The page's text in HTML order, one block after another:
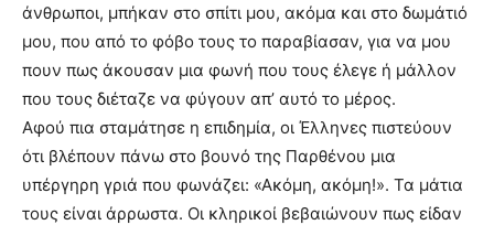
άνθρωποι, μπήκαν στο σπίτι μου, ακόμα και στο δωμάτιό
μου, που από το φόβο τους το παραβίασαν, για να μου
πουν πως άκουσαν μια φωνή που τους έλεγε ή μάλλον
που τους διέταζε να φύγουν απ’ αυτό το μέρος.
Αφού πια σταμάτησε η επιδημία, οι Έλληνες πιστεύουν
ότι βλέπουν πάνω στο βουνό της Παρθένου μια
υπέργηρη γριά που φωνάζει: «Ακόμη, ακόμη!». Τα μάτια
τους είναι άρρωστα. Οι κληρικοί βεβαιώνουν πως είδαν